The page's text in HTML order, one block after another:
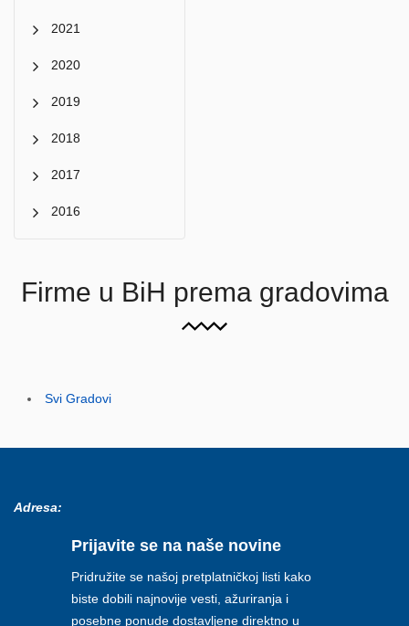
2021
2020
2019
2018
2017
2016
Firme u BiH prema gradovima
Svi Gradovi
Adresa:
Prijavite se na naše novine
Pridružite se našoj pretplatničkoj listi kako
biste dobili najnovije vesti, ažuriranja i
posebne ponude dostavljene direktno u